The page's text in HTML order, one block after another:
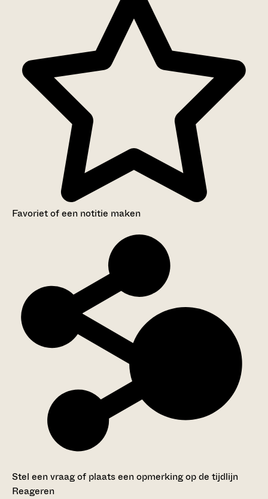
Favoriet of een notitie maken
Stel een vraag of plaats een opmerking op de tijdlijn
Reageren